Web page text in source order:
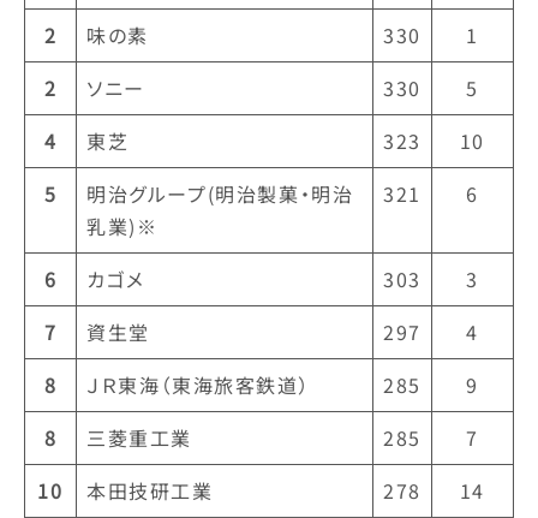
2
味の素 330
1
2
ソニー 330
5
4
東芝 323
10
5
明治グループ(明治製菓・明治
乳業)※
321 6
6 カゴメ 303
3
7
資生堂 297
4
8
ＪＲ東海（東海旅客鉄道） 285
9
8
三菱重工業 285
7
10
本田技研工業 278 14